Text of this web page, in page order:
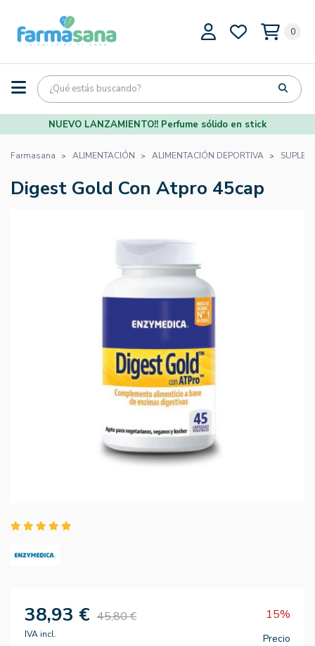
0
NUEVO LANZAMIENTO!! Perfume sólido en stick
Farmasana ALIMENTACIÓN ALIMENTACIÓN DEPORTIVA
Digest Gold Con Atpro 45cap
38,93 € 45,80 € 15%
IVA incl. Precio